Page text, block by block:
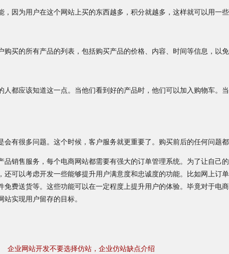
为用户在这个网站上买的东西越多，积分就越多，这样就可以用一些
的所有产品的列表，包括购买产品的价格、内容、时间等信息，以免
应该知道这一点。当他们看到好的产品时，他们可以加入购物车。
很多问题。这个时候，客户服务就更重要了。购买前后的任何问题都
售服务，每个电商网站都需要有强大的订单管理系统。为了让自己
还可以考虑开发一些能够提升用户满意度和忠诚度的功能。比如网上订
免费送货等。这些功能可以在一定程度上提升用户的体验。毕竟对于电
实现用户留存的目标。
: 企业网站开发不要选择仿站，企业仿站缺点介绍